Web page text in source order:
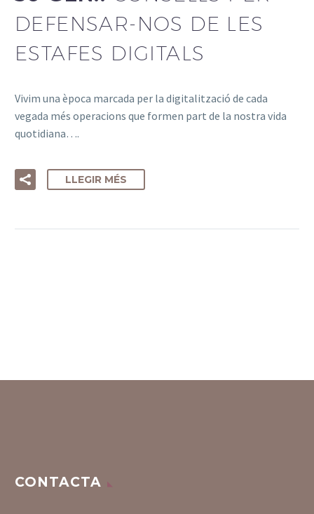
DEFENSAR-NOS DE LES
ESTAFES DIGITALS
Vivim una època marcada per la digitalització de cada
vegada més operacions que formen part de la nostra vida
quotidiana….
LLEGIR MÉS
CONTACTA